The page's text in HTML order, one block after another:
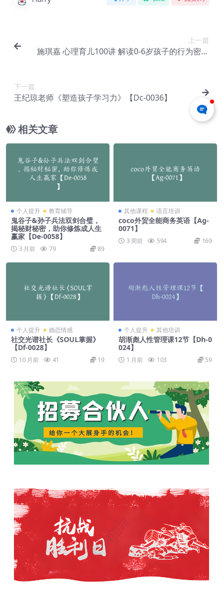
上一篇
施琪嘉 心理育儿100讲 解读0-6岁孩子的行为密码
下一篇
王纪琼老师《塑造孩子学习力》【Dc-0036】
相关文章
个人提升 教育辅导
鬼谷子&孙子兵法双剑合璧，
揭秘财秘密，助你修炼成人生
赢家【De-0058】
3 月前 79 89
其他课程 语言培训
coco外贸全能商务英语【Ag-
0071】
3 周前 594 169
个人提升 婚恋情感
社交光谱社长《SOUL掌握》
【Df-0028】
10 月前 41 19
个人提升 其他培训
胡渐彪人性管理课12节【Dh-0
024】
1 月前 103 59